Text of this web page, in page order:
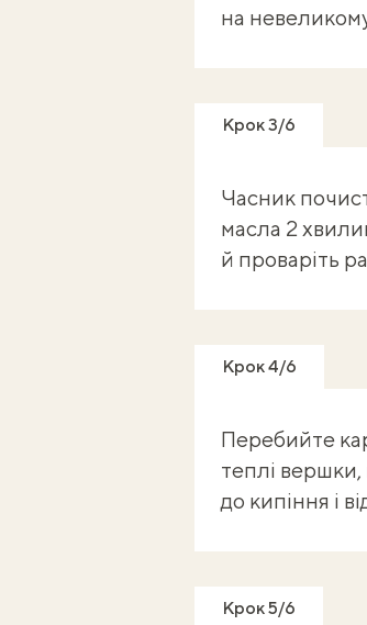
на
Крок 3/6
Часник
масла 2
й проваріть
Крок 4/6
Перебийте
теплі вершки,
до кипіння і
Крок 5/6